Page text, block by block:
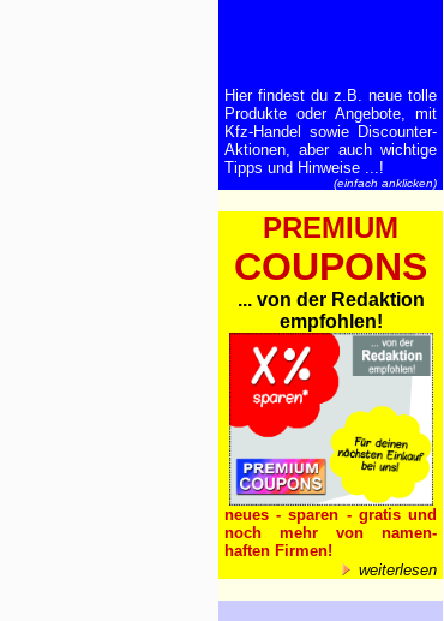
Hier findest du z.B. neue tolle
Produkte oder Angebote, mit
Kfz-Handel sowie Discounter-
Aktionen, aber auch wichtige
Tipps und Hinweise ...!
(einfach anklicken)
PREMIUM
COUPONS
... von der Redaktion
empfohlen!
neues - sparen - gratis und
noch mehr von namen-
haften Firmen!
weiterlesen